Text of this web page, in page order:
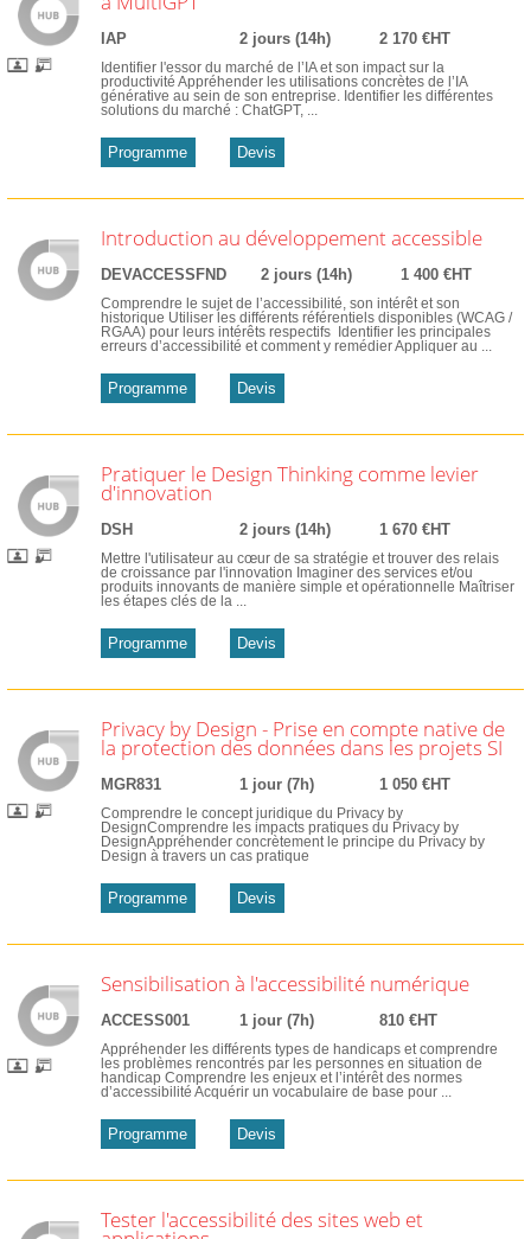
IAP 2 jours (14h) 2 170 €HT
Identifier l'essor du marché de l’IA et son impact sur la
productivité Appréhender les utilisations concrètes de l’IA
générative au sein de son entreprise. Identifier les différentes
solutions du marché : ChatGPT, ...
Programme Devis
Introduction au développement accessible
DEVACCESSFND 2 jours (14h) 1 400 €HT
Comprendre le sujet de l’accessibilité, son intérêt et son
historique Utiliser les différents référentiels disponibles (WCAG /
RGAA) pour leurs intérêts respectifs Identifier les principales
erreurs d’accessibilité et comment y remédier Appliquer au ...
Programme Devis
Pratiquer le Design Thinking comme levier
d'innovation
DSH 2 jours (14h) 1 670 €HT
Mettre l'utilisateur au cœur de sa stratégie et trouver des relais
de croissance par l'innovation Imaginer des services et/ou
produits innovants de manière simple et opérationnelle Maîtriser
les étapes clés de la ...
Programme Devis
Privacy by Design - Prise en compte native de
la protection des données dans les projets SI
MGR831 1 jour (7h) 1 050 €HT
Comprendre le concept juridique du Privacy by
DesignComprendre les impacts pratiques du Privacy by
DesignAppréhender concrètement le principe du Privacy by
Design à travers un cas pratique
Programme Devis
Sensibilisation à l'accessibilité numérique
ACCESS001 1 jour (7h) 810 €HT
Appréhender les différents types de handicaps et comprendre
les problèmes rencontrés par les personnes en situation de
handicap Comprendre les enjeux et l’intérêt des normes
d’accessibilité Acquérir un vocabulaire de base pour ...
Programme Devis
Tester l'accessibilité des sites web et